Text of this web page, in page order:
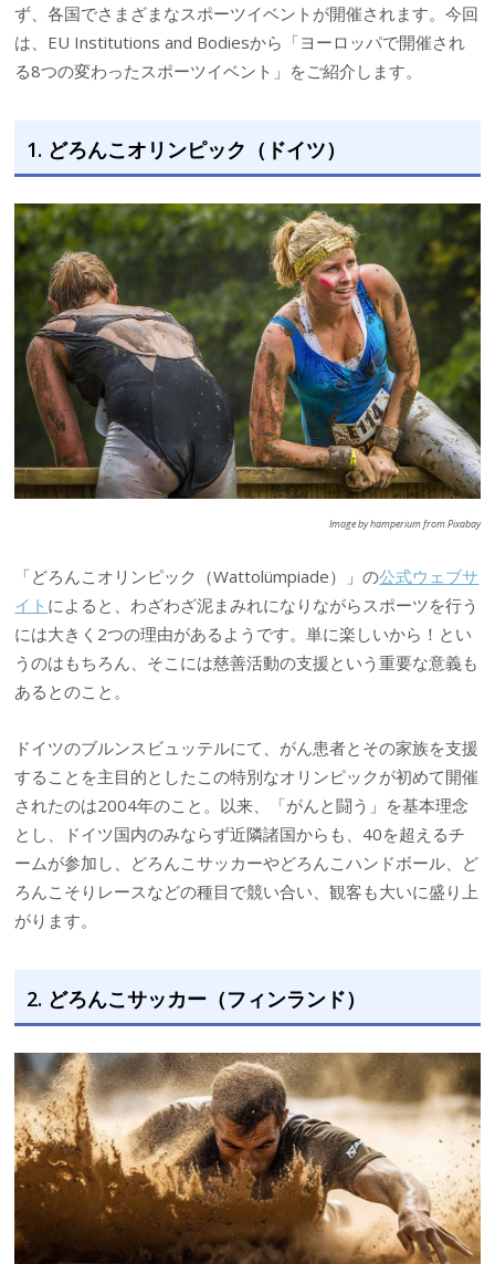
ず、各国でさまざまなスポーツイベントが開催されます。今回
は、EU Institutions and Bodiesから「ヨーロッパで開催され
る8つの変わったスポーツイベント」をご紹介します。
1. どろんこオリンピック（ドイツ）
Image by hamperium from Pixabay
「どろんこオリンピック（Wattolümpiade）」の公式ウェブサ
イト によると、わざわざ泥まみれになりながらスポーツを行う
には大きく2つの理由があるようです。単に楽しいから！とい
うのはもちろん、そこには慈善活動の支援という重要な意義も
あるとのこと。
ドイツのブルンスビュッテルにて、がん患者とその家族を支援
することを主目的としたこの特別なオリンピックが初めて開催
されたのは2004年のこと。以来、「がんと闘う」を基本理念
とし、ドイツ国内のみならず近隣諸国からも、40を超えるチ
ームが参加し、どろんこサッカーやどろんこハンドボール、ど
ろんこそりレースなどの種目で競い合い、観客も大いに盛り上
がります。
2. どろんこサッカー（フィンランド）